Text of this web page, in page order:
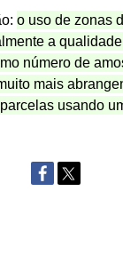
o uso de zonas
a
número de
mais
usando